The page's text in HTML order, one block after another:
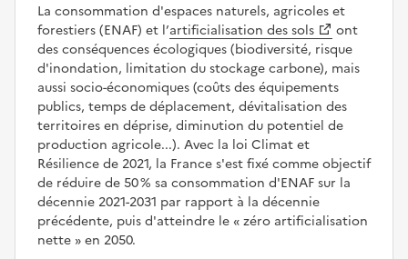
La consommation d'espaces naturels, agricoles et
forestiers (ENAF) et l’artificialisation des sols
ont
des conséquences écologiques (biodiversité, risque
d'inondation, limitation du stockage carbone), mais
aussi socio-économiques (coûts des équipements
publics, temps de déplacement, dévitalisation des
territoires en déprise, diminution du potentiel de
production agricole...). Avec la loi Climat et
Résilience de 2021, la France s'est fixé comme objectif
de réduire de 50 % sa consommation d'ENAF sur la
décennie 2021-2031 par rapport à la décennie
précédente, puis d'atteindre le
zéro artificialisation
nette
en 2050.